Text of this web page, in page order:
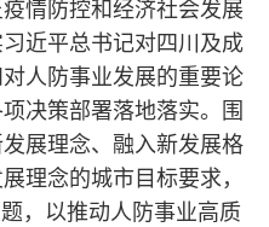
情防控和经济社会发展
近平总书记对四川及成
人防事业发展的重要论
决策部署落地落实。围
展理念、融入新发展格
理念的城市目标要求，
，以推动人防事业高质